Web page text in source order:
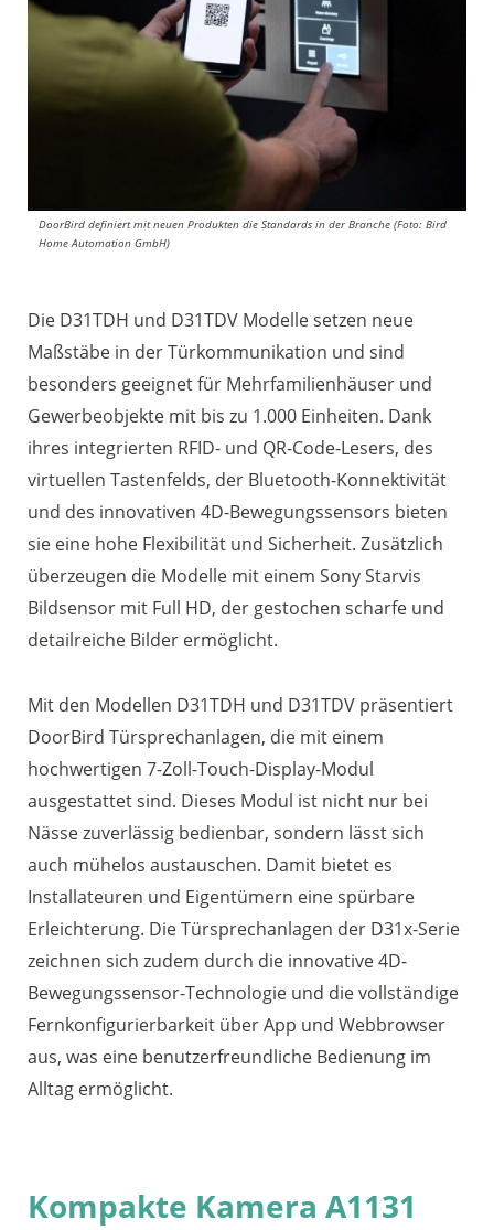
DoorBird definiert mit neuen Produkten die Standards in der Branche (Foto: Bird
Home Automation GmbH)
Die D31TDH und D31TDV Modelle setzen neue
Maßstäbe in der Türkommunikation und sind
besonders geeignet für Mehrfamilienhäuser und
Gewerbeobjekte mit bis zu 1.000 Einheiten. Dank
ihres integrierten RFID- und QR-Code-Lesers, des
virtuellen Tastenfelds, der Bluetooth-Konnektivität
und des innovativen 4D-Bewegungssensors bieten
sie eine hohe Flexibilität und Sicherheit. Zusätzlich
überzeugen die Modelle mit einem Sony Starvis
Bildsensor mit Full HD, der gestochen scharfe und
detailreiche Bilder ermöglicht.
Mit den Modellen D31TDH und D31TDV präsentiert
DoorBird Türsprechanlagen, die mit einem
hochwertigen 7-Zoll-Touch-Display-Modul
ausgestattet sind. Dieses Modul ist nicht nur bei
Nässe zuverlässig bedienbar, sondern lässt sich
auch mühelos austauschen. Damit bietet es
Installateuren und Eigentümern eine spürbare
Erleichterung. Die Türsprechanlagen der D31x-Serie
zeichnen sich zudem durch die innovative 4D-
Bewegungssensor-Technologie und die vollständige
Fernkonfigurierbarkeit über App und Webbrowser
aus, was eine benutzerfreundliche Bedienung im
Alltag ermöglicht.
Kompakte Kamera A1131